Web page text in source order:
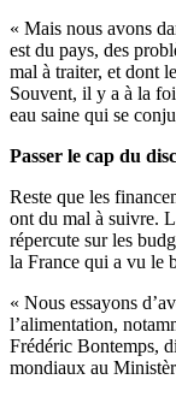
« Mais nous avons
est du pays, des
mal à traiter, et dont
Souvent, il y a à la
eau saine qui se
Passer le cap du
Reste que les
ont du mal à suivre. L
répercute sur les
la France qui a vu le
« Nous essayons
l’alimentation,
Frédéric Bontemps,
mondiaux au